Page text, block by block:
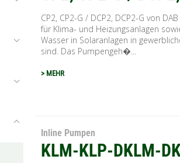
CP2, CP2-G / DCP2, DCP2-G von
für Klima- und Heizungsanlagen
Wasser in Solaranlagen in
sind. Das Pumpengeh�...
> MEHR
Inline Pumpen
KLM-KLP-DKLM-